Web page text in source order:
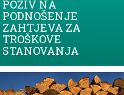
POZIV NA
PODNOŠENJE
ZAHTJEVA ZA
TROŠKOVE
STANOVANJA